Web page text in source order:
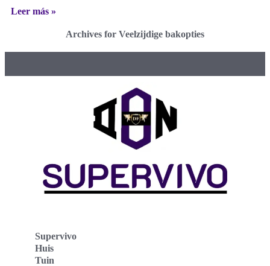
Leer más »
Archives for Veelzijdige bakopties
Supervivo
Huis
Tuin